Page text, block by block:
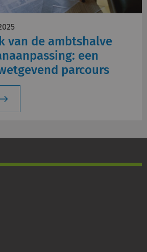
van de ambtshalve
een
parcours